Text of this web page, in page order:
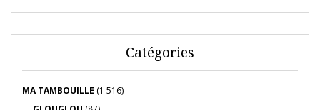
Catégories
MA TAMBOUILLE (1 516)